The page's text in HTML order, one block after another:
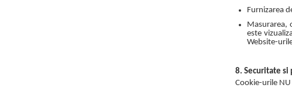
Furnizarea
Masurarea,
este
Website-
8. Securitate
Cookie-urile